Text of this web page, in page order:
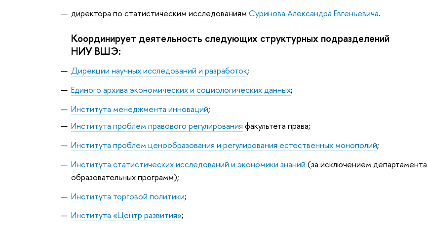
директора по статистическим исследованиямСуринова Александра Евгеньевича.
Координирует деятельность следующих структурных подразделений
НИУ ВШЭ:
Дирекции научных исследований и разработок;
Единого архива экономических и социологических данных;
Института менеджмента инноваций;
Института проблем правового регулирования факультета права;
Института проблем ценообразования и регулирования естественных монополий;
Института статистических исследований и экономики знаний (за исключением департамента
образовательных программ);
Института торговой политики;
Института «Центр развития»;